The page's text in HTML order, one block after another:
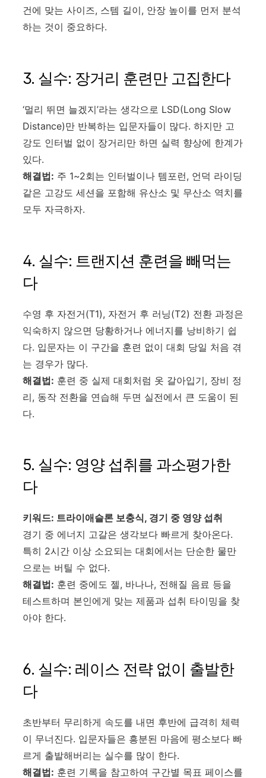
건에 맞는 사이즈, 스템 길이, 안장 높이를 먼저 분석
하는 것이 중요하다.
3. 실수: 장거리 훈련만 고집한다
‘멀리 뛰면 늘겠지’라는 생각으로 LSD(Long Slow
Distance)만 반복하는 입문자들이 많다. 하지만 고
강도 인터벌 없이 장거리만 하면 실력 향상에 한계가
있다.
해결법: 주 1~2회는 인터벌이나 템포런, 언덕 라이딩
같은 고강도 세션을 포함해 유산소 및 무산소 역치를
모두 자극하자.
4. 실수: 트랜지션 훈련을 빼먹는
다
수영 후 자전거(T1), 자전거 후 러닝(T2) 전환 과정은
익숙하지 않으면 당황하거나 에너지를 낭비하기 쉽
다. 입문자는 이 구간을 훈련 없이 대회 당일 처음 겪
는 경우가 많다.
해결법: 훈련 중 실제 대회처럼 옷 갈아입기, 장비 정
리, 동작 전환을 연습해 두면 실전에서 큰 도움이 된
다.
5. 실수: 영양 섭취를 과소평가한
다
키워드: 트라이애슬론 보충식, 경기 중 영양 섭취
경기 중 에너지 고갈은 생각보다 빠르게 찾아온다.
특히 2시간 이상 소요되는 대회에서는 단순한 물만
으로는 버틸 수 없다.
해결법: 훈련 중에도 젤, 바나나, 전해질 음료 등을
테스트하며 본인에게 맞는 제품과 섭취 타이밍을 찾
아야 한다.
6. 실수: 레이스 전략 없이 출발한
다
초반부터 무리하게 속도를 내면 후반에 급격히 체력
이 무너진다. 입문자들은 흥분된 마음에 평소보다 빠
르게 출발해버리는 실수를 많이 한다.
해결법: 훈련 기록을 참고하여 구간별 목표 페이스를